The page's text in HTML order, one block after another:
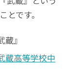
です。
』
蔵高等学校中